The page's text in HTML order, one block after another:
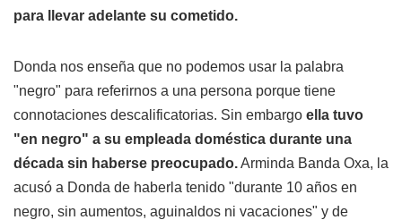
para llevar adelante su cometido.
Donda nos enseña que no podemos usar la palabra
"negro" para referirnos a una persona porque tiene
connotaciones descalificatorias. Sin embargo ella tuvo
"en negro" a su empleada doméstica durante una
década sin haberse preocupado.Arminda Banda Oxa, la
acusó a Donda de haberla tenido "durante 10 años en
negro, sin aumentos, aguinaldos ni vacaciones" y de